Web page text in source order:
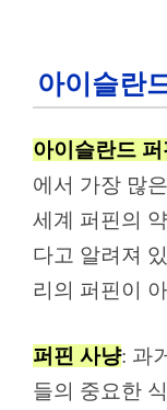
아이슬란
아이슬란드
에서 가장 많
세계 퍼핀의
다고 알려져
리의 퍼핀이
퍼핀 사냥: 과
들의 중요한